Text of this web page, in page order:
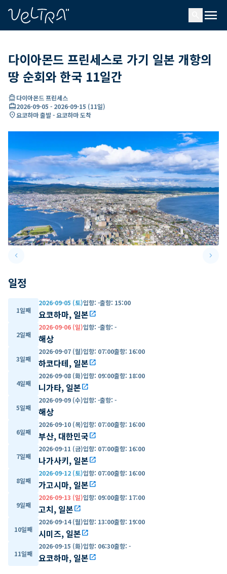
menu
다이아몬드 프린세스로 가기 일본 개항의
땅 순회와 한국 11일간
directions_boat다이아몬드 프린세스
card_travel2026-09-05 - 2026-09-15 (11일)
location_on요코하마 출발 - 요코하마 도착
keyboard_arrow_leftPrevious slide keyboard_arrow_right
일정
1일째
2026-09-05 (토)입항: -출항: 15:00
요코하마, 일본open_in_new
2일째
2026-09-06 (일)입항: -출항: -
해상
3일째
2026-09-07 (월)입항: 07:00출항: 16:00
하코다테, 일본open_in_new
4일째
2026-09-08 (화)입항: 09:00출항: 18:00
니가타, 일본open_in_new
5일째
2026-09-09 (수)입항: -출항: -
해상
6일째
2026-09-10 (목)입항: 07:00출항: 16:00
부산, 대한민국open_in_new
7일째
2026-09-11 (금)입항: 07:00출항: 16:00
나가사키, 일본open_in_new
8일째
2026-09-12 (토)입항: 07:00출항: 16:00
가고시마, 일본open_in_new
9일째
2026-09-13 (일)입항: 09:00출항: 17:00
고치, 일본open_in_new
10일째
2026-09-14 (월)입항: 13:00출항: 19:00
시미즈, 일본open_in_new
11일째
2026-09-15 (화)입항: 06:30출항: -
요코하마, 일본open_in_new